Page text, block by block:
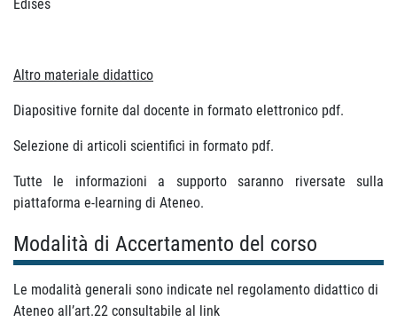
Edises
Altro materiale didattico
Diapositive fornite dal docente in formato elettronico pdf.
Selezione di articoli scientifici in formato pdf.
Tutte le informazioni a supporto saranno riversate sulla
piattaforma e-learning di Ateneo.
Modalità di Accertamento del corso
Le modalità generali sono indicate nel regolamento didattico di
Ateneo all’art.22 consultabile al link